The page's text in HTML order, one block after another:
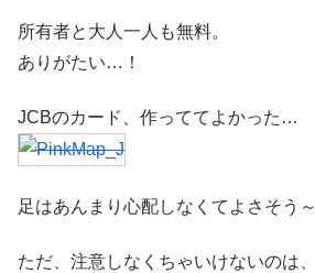
所有者と大人一人も無料。
ありがたい…！
JCBのカード、作っててよかった…
足はあんまり心配しなくてよさそう～
ただ、注意しなくちゃいけないのは、